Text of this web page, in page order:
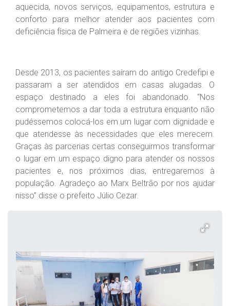
aquecida, novos serviços, equipamentos, estrutura e
conforto para melhor atender aos pacientes com
deficiência física de Palmeira e de regiões vizinhas.
Desde 2013, os pacientes saíram do antigo Credefipi e
passaram a ser atendidos em casas alugadas. O
espaço destinado a eles foi abandonado. “Nos
comprometemos a dar toda a estrutura enquanto não
pudéssemos colocá-los em um lugar com dignidade e
que atendesse às necessidades que eles merecem.
Graças às parcerias certas conseguirmos transformar
o lugar em um espaço digno para atender os nossos
pacientes e, nos próximos dias, entregaremos à
população. Agradeço ao Marx Beltrão por nos ajudar
nisso” disse o prefeito Júlio Cezar.